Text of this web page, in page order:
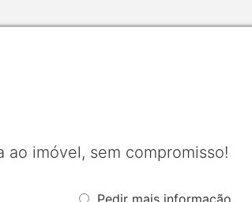
ao imóvel, sem compromisso!
Pedir mais informação